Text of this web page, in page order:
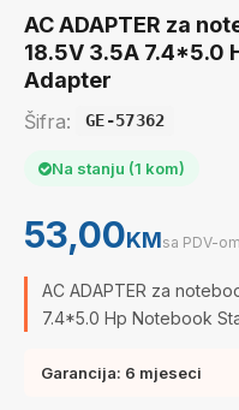
AC ADAPTER za
18.5V 3.5A 7.4*5.0
Adapter
Šifra: GE-57362
Na stanju (1 kom)
53,00KMsa PDV-om
AC ADAPTER za
7.4*5.0 Hp Notebook
Garancija: 6 mjeseci